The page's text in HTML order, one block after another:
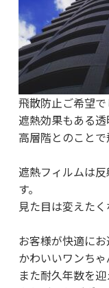
飛散防止ご希望で
遮熱効果もある
高層階とのこと
遮熱フィルムは
す。
見た目は変えた
お客様が快適に
かわいいワンちゃ
また耐久年数を